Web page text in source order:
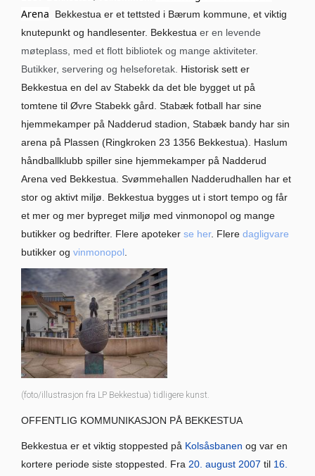
Arena
Bekkestua er et tettsted i Bærum kommune, et viktig
knutepunkt og handlesenter. Bekkestua er en levende
møteplass, med et flott bibliotek og mange aktiviteter.
Butikker, servering og helseforetak. Historisk sett er
Bekkestua en del av Stabekk da det ble bygget ut på
tomtene til Øvre Stabekk gård. Stabæk fotball har sine
hjemmekamper på Nadderud stadion, Stabæk bandy har sin
arena på Plassen (Ringkroken 23 1356 Bekkestua). Haslum
håndballklubb spiller sine hjemmekamper på Nadderud
Arena ved Bekkestua. Svømmehallen Nadderudhallen har et
stor og aktivt miljø. Bekkestua bygges ut i stort tempo og får
et mer og mer bypreget miljø med vinmonopol og mange
butikker og bedrifter. Flere apoteker se her. Flere dagligvare
butikker og vinmonopol
(foto/illustrasjon fra LP Bekkestua) tidligere kunst.
OFFENTLIG KOMMUNIKASJON PÅ BEKKESTUA
Bekkestua er et viktig stoppested på Kolsåsbanen og var en
kortere periode siste stoppested. Fra 20. august 2007 til 16.